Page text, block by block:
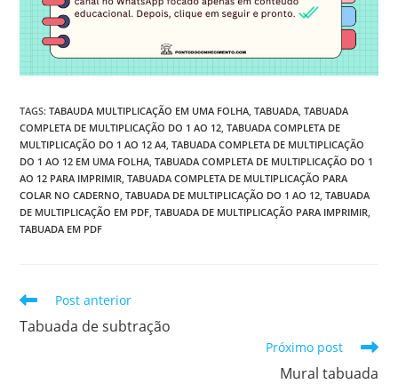
TAGS:TABAUDA MULTIPLICAÇÃO EM UMA FOLHA TABUADA TABUADA
COMPLETA DE MULTIPLICAÇÃO DO 1 AO 12 TABUADA COMPLETA DE
MULTIPLICAÇÃO DO 1 AO 12 A4 TABUADA COMPLETA DE MULTIPLICAÇÃO
DO 1 AO 12 EM UMA FOLHA TABUADA COMPLETA DE MULTIPLICAÇÃO DO 1
AO 12 PARA IMPRIMIR TABUADA COMPLETA DE MULTIPLICAÇÃO PARA
COLAR NO CADERNO TABUADA DE MULTIPLICAÇÃO DO 1 AO 12 TABUADA
DE MULTIPLICAÇÃO EM PDF TABUADA DE MULTIPLICAÇÃO PARA IMPRIMIR
TABUADA EM PDF
Leia
artigos
Post anterior
Tabuada de subtração
Próximo post
Mural tabuada